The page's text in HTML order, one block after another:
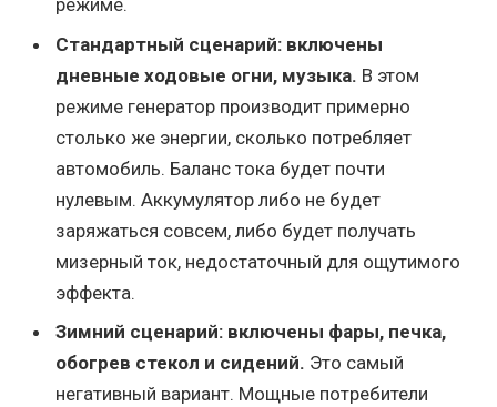
режиме.
Стандартный сценарий: включены
дневные ходовые огни, музыка. В этом
режиме генератор производит примерно
столько же энергии, сколько потребляет
автомобиль. Баланс тока будет почти
нулевым. Аккумулятор либо не будет
заряжаться совсем, либо будет получать
мизерный ток, недостаточный для ощутимого
эффекта.
Зимний сценарий: включены фары, печка,
обогрев стекол и сидений. Это самый
негативный вариант. Мощные потребители